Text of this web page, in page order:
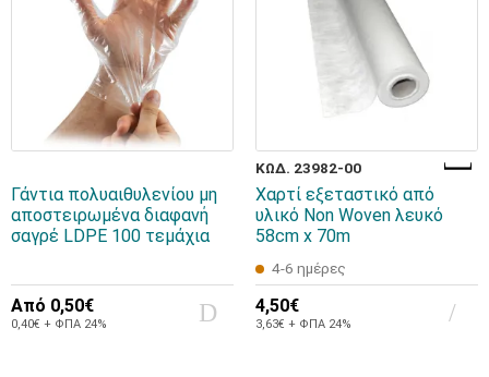
Γάντια πολυαιθυλενίου μη
αποστειρωμένα διαφανή
σαγρέ LDPE 100 τεμάχια
Από 0,50€
0,40€ + ΦΠΑ 24%
ΚΩΔ. 23982-00
Χαρτί εξεταστικό από
υλικό Non Woven λευκό
58cm x 70m
4-6 ημέρες
4,50€
3,63€ + ΦΠΑ 24%